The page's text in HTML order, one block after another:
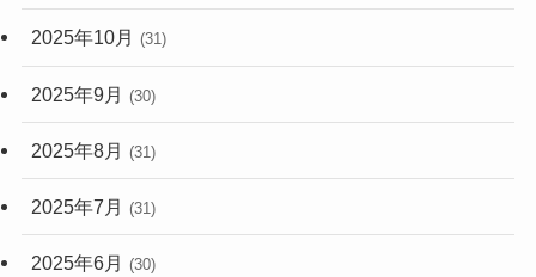
2025年10月 (31)
2025年9月 (30)
2025年8月 (31)
2025年7月 (31)
2025年6月 (30)